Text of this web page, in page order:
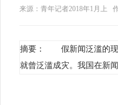
来源：青年记者2018年1月上
摘要： 假新闻泛滥的现
就曾泛滥成灾。我国在新